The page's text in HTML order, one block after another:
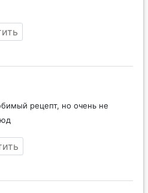
рецепт, но очень не